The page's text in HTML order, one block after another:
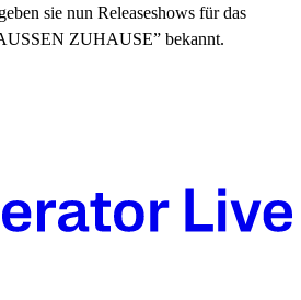
sie nun Releaseshows für das
ZUHAUSE” bekannt.